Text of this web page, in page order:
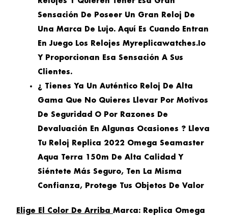
Sensación De Poseer Un Gran Reloj De
Una Marca De Lujo. Aquí Es Cuando Entran
En Juego Los Relojes Myreplicawatches.io
Y Proporcionan Esa Sensación A Sus
Clientes.
¿ Tienes Ya Un Auténtico Reloj De Alta
Gama Que No Quieres Llevar Por Motivos
De Seguridad O Por Razones De
Devaluación En Algunas Ocasiones ? Lleva
Tu Reloj Replica 2022 Omega Seamaster
Aqua Terra 150m De Alta Calidad Y
Siéntete Más Seguro, Ten La Misma
Confianza, Protege Tus Objetos De Valor
Elige El Color De Arriba Marca: Replica Omega